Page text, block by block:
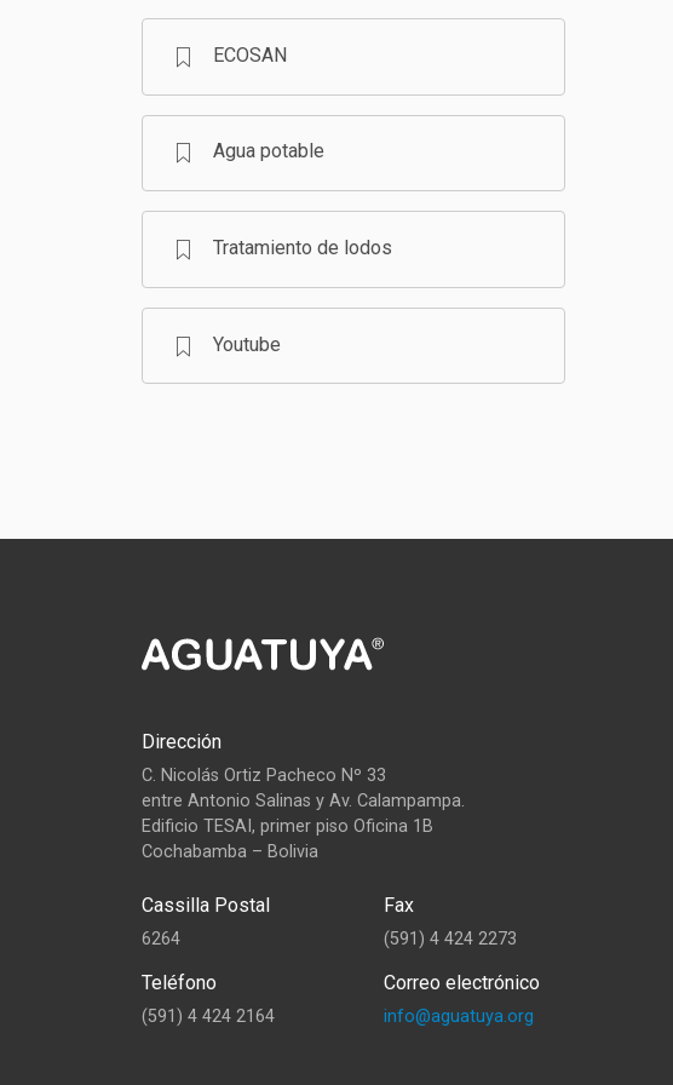
ECOSAN
Agua potable
Tratamiento de lodos
Youtube
Dirección
C. Nicolás Ortiz Pacheco Nº 33
entre Antonio Salinas y Av. Calampampa.
Edificio TESAI, primer piso Oficina 1B
Cochabamba – Bolivia
Cassilla Postal
6264
Teléfono
(591) 4 424 2164
Fax
(591) 4 424 2273
Correo electrónico
info@aguatuya.org